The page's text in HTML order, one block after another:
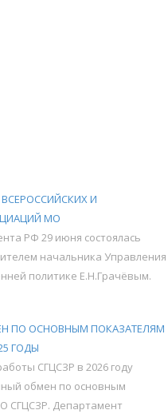
И
МО
РФ 29 июня состоялась
начальника Управления
политике Е.Н.Грачёвым.
ПО ОСНОВНЫМ ПОКАЗАТЕЛЯМ
ГОДЫ
СГЦСЗР в 2026 году
обмен по основным
СГЦСЗР. Департамент